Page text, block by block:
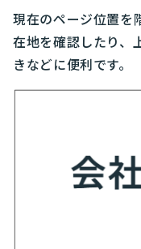
現在のページ位置を
在地を確認したり、
きなどに便利です。